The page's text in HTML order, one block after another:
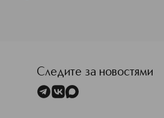
Следите за новостями